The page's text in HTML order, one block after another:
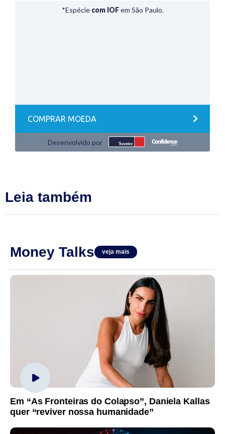
Leia também
Money Talks veja mais
Em “As Fronteiras do Colapso”, Daniela Kallas
quer “reviver nossa humanidade”